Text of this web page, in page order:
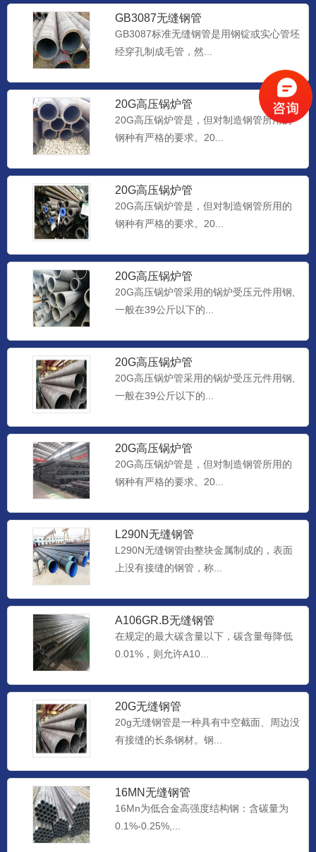
GB3087无缝钢管
GB3087标准无缝钢管是用钢锭或实心管坯
经穿孔制成毛管，然...
20G高压锅炉管
20G高压锅炉管是，但对制造钢管所用的
钢种有严格的要求。20...
20G高压锅炉管
20G高压锅炉管是，但对制造钢管所用的
钢种有严格的要求。20...
20G高压锅炉管
20G高压锅炉管采用的锅炉受压元件用钢,
一般在39公斤以下的...
20G高压锅炉管
20G高压锅炉管采用的锅炉受压元件用钢,
一般在39公斤以下的...
20G高压锅炉管
20G高压锅炉管是，但对制造钢管所用的
钢种有严格的要求。20...
L290N无缝钢管
L290N无缝钢管由整块金属制成的，表面
上没有接缝的钢管，称...
A106GR.B无缝钢管
在规定的最大碳含量以下，碳含量每降低
0.01%，则允许A10...
20G无缝钢管
20g无缝钢管是一种具有中空截面、周边没
有接缝的长条钢材。钢...
16MN无缝钢管
16Mn为低合金高强度结构钢：含碳量为
0.1%-0.25%,...